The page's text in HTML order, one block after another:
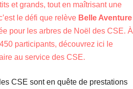
et grands, tout en maîtrisant une
le défi que relève Belle Aventure
pour les arbres de Noël des CSE. À
participants, découvrez ici le
au service des CSE.
CSE sont en quête de prestations